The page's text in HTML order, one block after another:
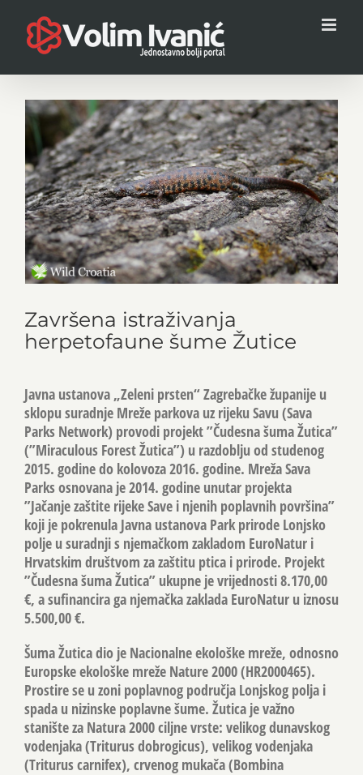
content
View
Larger
Image
Završena istraživanja
herpetofaune šume Žutice
Javna ustanova „Zeleni prsten“ Zagrebačke županije u
sklopu suradnje Mreže parkova uz rijeku Savu (Sava
Parks Network) provodi projekt ”Čudesna šuma Žutica”
(”Miraculous Forest Žutica”) u razdoblju od studenog
2015. godine do kolovoza 2016. godine. Mreža Sava
Parks osnovana je 2014. godine unutar projekta
”Jačanje zaštite rijeke Save i njenih poplavnih površina”
koji je pokrenula Javna ustanova Park prirode Lonjsko
polje u suradnji s njemačkom zakladom EuroNatur i
Hrvatskim društvom za zaštitu ptica i prirode. Projekt
”Čudesna šuma Žutica” ukupne je vrijednosti 8.170,00
€, a sufinancira ga njemačka zaklada EuroNatur u iznosu
5.500,00 €.
Šuma Žutica dio je Nacionalne ekološke mreže, odnosno
Europske ekološke mreže Nature 2000 (HR2000465).
Prostire se u zoni poplavnog područja Lonjskog polja i
spada u nizinske poplavne šume. Žutica je važno
stanište za Natura 2000 ciljne vrste: velikog dunavskog
vodenjaka (Triturus dobrogicus), velikog vodenjaka
(Triturus carnifex), crvenog mukača (Bombina